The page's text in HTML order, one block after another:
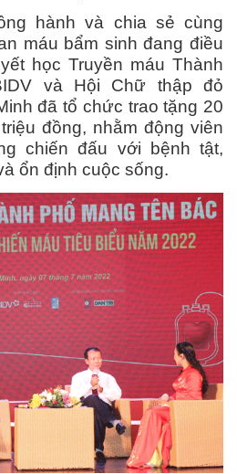
hành và chia sẻ cùng
máu bẩm sinh đang điều
học Truyền máu Thành
và Hội Chữ thập đỏ
đã tổ chức trao tặng 20
đồng, nhằm động viên
chiến đấu với bệnh tật,
ổn định cuộc sống.